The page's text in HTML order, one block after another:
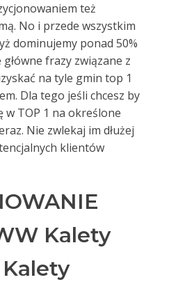
też
No i przede wszystkim
dominujemy ponad 50%
frazy związane z
na tyle gmin top 1
Dla tego jeśli chcesz by
w TOP 1 na określone
Nie zwlekaj im dłużej
klientów
Kalety
Kalety